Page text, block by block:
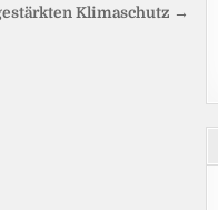
Klimaschutz →